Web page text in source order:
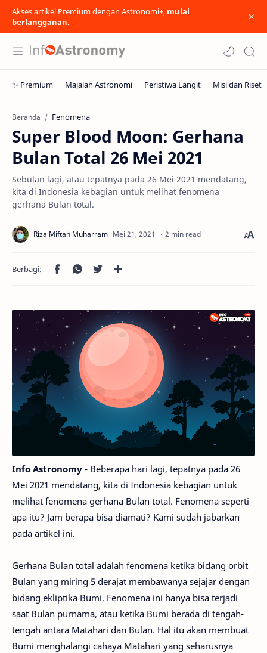
Akses artikel Premium dengan Astronomi+, mulai
berlangganan.
Beranda Fenomena
Super Blood Moon: Gerhana
Bulan Total 26 Mei 2021
Sebulan lagi, atau tepatnya pada 26 Mei 2021 mendatang,
kita di Indonesia kebagian untuk melihat fenomena
gerhana Bulan total.
2 min read
Info Astronomy - Beberapa hari lagi, tepatnya pada 26
Mei 2021 mendatang, kita di Indonesia kebagian untuk
melihat fenomena gerhana Bulan total. Fenomena seperti
apa itu? Jam berapa bisa diamati? Kami sudah jabarkan
pada artikel ini.
Gerhana Bulan total adalah fenomena ketika bidang orbit
Bulan yang miring 5 derajat membawanya sejajar dengan
bidang ekliptika Bumi. Fenomena ini hanya bisa terjadi
saat Bulan purnama, atau ketika Bumi berada di tengah-
tengah antara Matahari dan Bulan. Hal itu akan membuat
Bumi menghalangi cahaya Matahari yang seharusnya